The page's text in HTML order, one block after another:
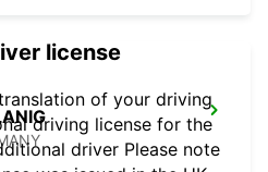
license
of your driving
driving license for the
driver Please note